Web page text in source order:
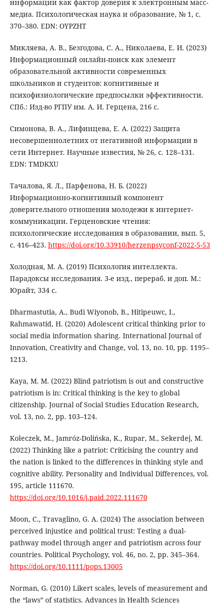
информации как фактор доверия к электронным масс-
медиа. Психологическая наука и образование, № 1, с.
370–380. EDN: OYPZHT
Микляева, А. В., Безгодова, С. А., Николаева, Е. И. (2023)
Информационный онлайн-поиск как элемент
образовательной активности современных
школьников и студентов: когнитивные и
психофизиологические предпосылки эффективности.
СПб.: Изд-во РГПУ им. А. И. Герцена, 216 с.
Симонова, В. А., Лифинцева, Е. А. (2022) Защита
несовершеннолетних от негативной информации в
сети Интернет. Научные известия, № 26, с. 128–131.
EDN: TMDKXU
Тачалова, Я. Л., Парфенова, Н. Б. (2022)
Информационно-когнитивный компонент
доверительного отношения молодежи к интернет-
коммуникации. Герценовские чтения:
психологические исследования в образовании, вып. 5,
с. 416–423. https://doi.org/10.33910/herzenpsyconf-2022-5-53
Холодная, М. А. (2019) Психология интеллекта.
Парадоксы исследования. 3-е изд., перераб. и доп. М.:
Юрайт, 334 с.
Dharmastutia, A., Budi Wiyonob, B., Hitipeuwc, I.,
Rahmawatid, H. (2020) Adolescent critical thinking prior to
social media information sharing. International Journal of
Innovation, Creativity and Change, vol. 13, no. 10, pp. 1195–
1213.
Kaya, M. M. (2022) Blind patriotism is out and constructive
patriotism is in: Critical thinking is the key to global
citizenship. Journal of Social Studies Education Research,
vol. 13, no. 2, pp. 103–124.
Kołeczek, M., Jamróz-Dolińska, K., Rupar, M., Sekerdej, M.
(2022) Thinking like a patriot: Criticising the country and
the nation is linked to the differences in thinking style and
cognitive ability. Personality and Individual Differences, vol.
195, article 111670.
https://doi.org/10.1016/j.paid.2022.111670
Moon, C., Travaglino, G. A. (2024) The association between
perceived injustice and political trust: Testing a dual-
pathway model through anger and patriotism across four
countries. Political Psychology, vol. 46, no. 2, pp. 345–364.
https://doi.org/10.1111/pops.13005
Norman, G. (2010) Likert scales, levels of measurement and
the “laws” of statistics. Advances in Health Sciences